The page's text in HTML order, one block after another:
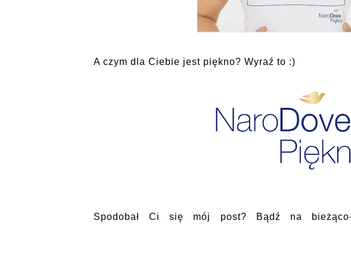
A czym dla Ciebie jest piękno? Wyraź to :)
Spodobał Ci się mój post? Bądź na